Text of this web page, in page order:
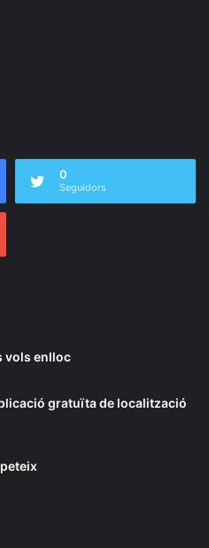
0
Seguidors
vols enlloc
gratuïta de localització